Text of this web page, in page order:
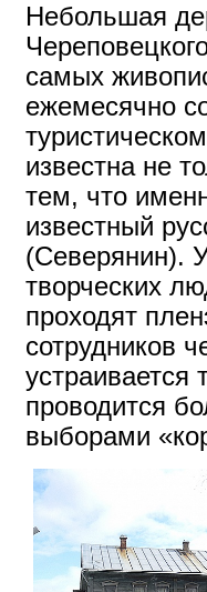
Небольшая
самых
ежемесячно
известна не
тем, что
известный
(Северянин).
творческих
проходят
сотрудников
проводится
выборами